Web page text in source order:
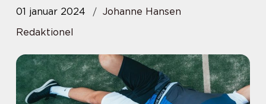
01 januar 2024
Johanne Hansen
Redaktionel